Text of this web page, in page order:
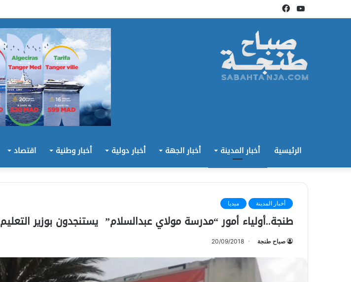
فيسبوكيوتيوب
الرئيسية أخبار المدينة أخبار الجهة أخبار دولية أخبار وطنية اقتصاد
أخبار المدينة ميديا
طنجة..أولياء أمور “مدرسة مولاي عبدالسلام” يستنجدون بوزير التعليم
صباح طنجة 20/09/2018